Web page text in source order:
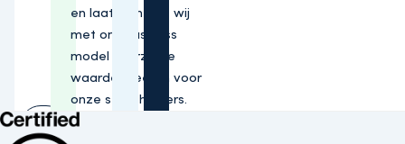
Lees
meer
en laat zien hoe wij
met ons business
model duurzame
waarde creëren voor
onze stakeholders.
Bekijk de B Corp-certificering van Altera (opent in nieuw venster)